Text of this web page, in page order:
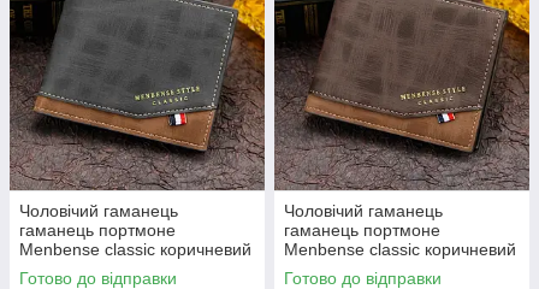
Чоловічий гаманець
гаманець портмоне
Menbense classic коричневий
Готово до відправки
Чоловічий гаманець
гаманець портмоне
Menbense classic коричневий
Готово до відправки